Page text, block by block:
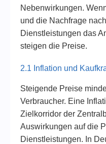
Nebenwirkungen.
und die Nachfrage
Dienstleistungen das
steigen die Preise.
2.1 Inflation und
Steigende Preise
Verbraucher. Eine
Zielkorridor der
Auswirkungen auf die
Dienstleistungen. In